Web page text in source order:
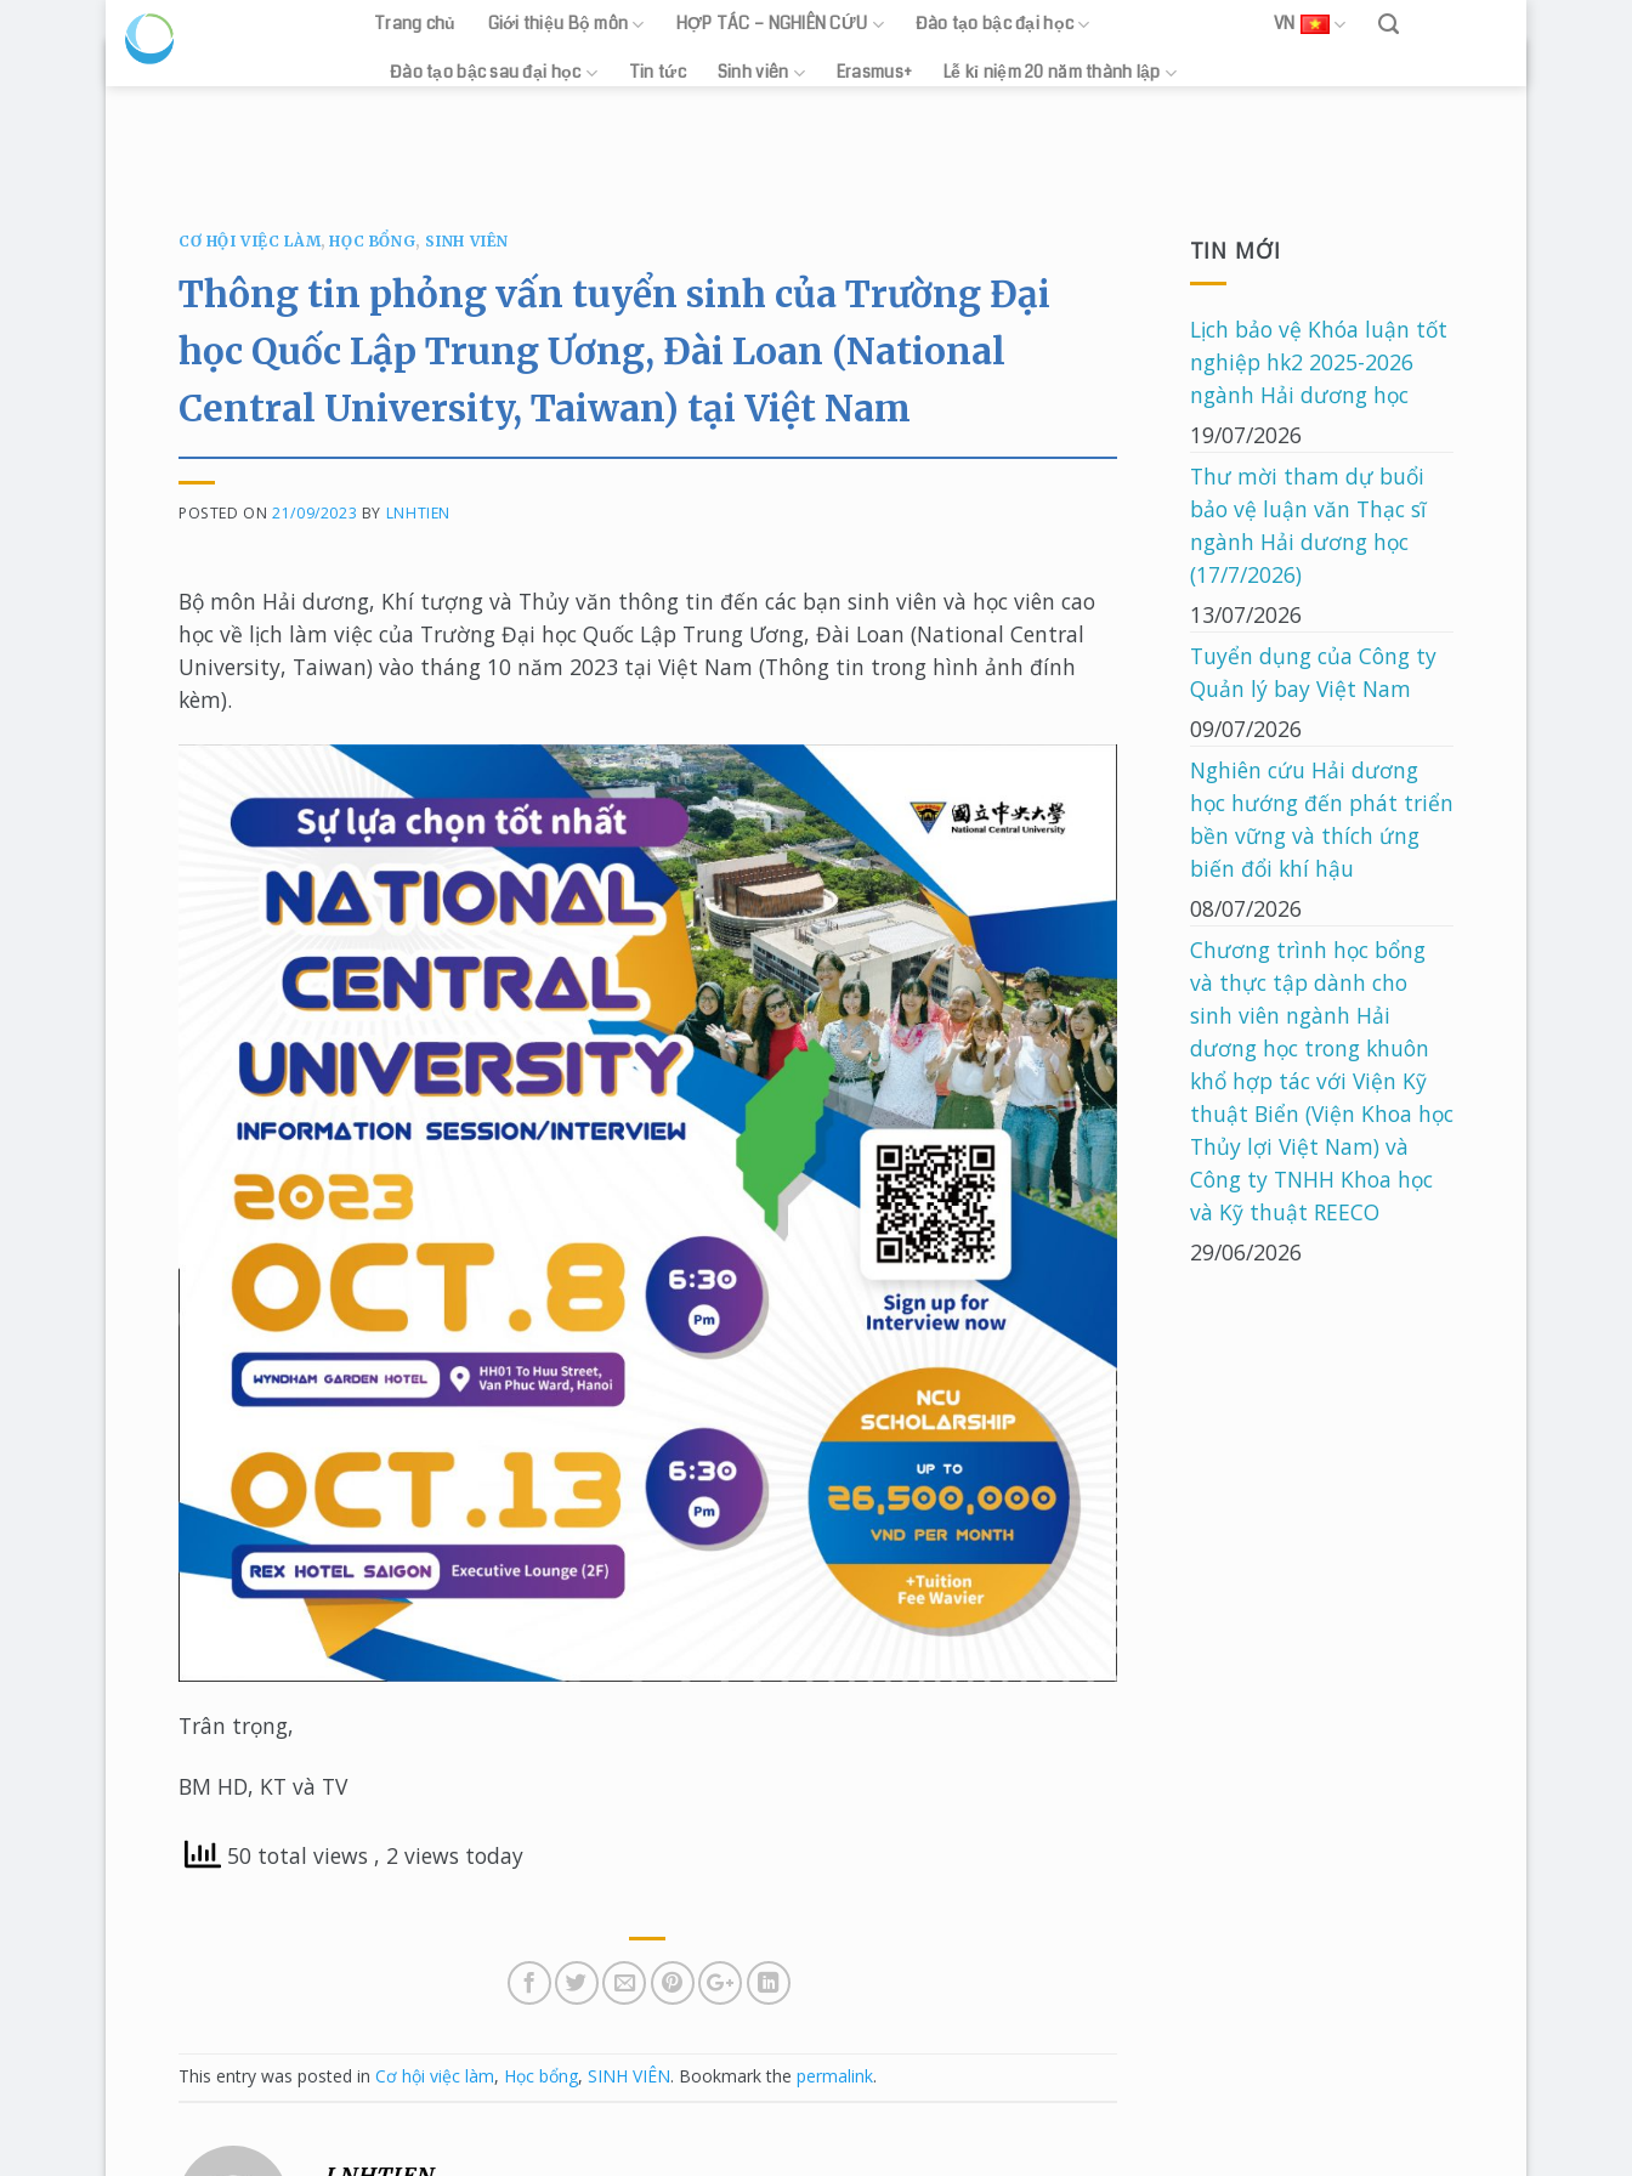
Skip
Trang chủ Giới thiệu Bộ môn HỢP TÁC – NGHIÊN CỨU Đào tạo bậc đại học
Đào tạo bậc sau đại học Tin tức Sinh viên Erasmus+ Lễ kỉ niệm 20 năm thành lập
VN
CƠ HỘI VIỆC LÀM,HỌC BỔNG, SINH VIÊN
Thông tin phỏng vấn tuyển sinh của Trường Đại
học Quốc Lập Trung Ương, Đài Loan (National
Central University, Taiwan) tại Việt Nam
POSTED ON21/09/2023 BY LNHTIEN
Bộ môn Hải dương, Khí tượng và Thủy văn thông tin đến các bạn sinh viên và học viên cao
học về lịch làm việc của Trường Đại học Quốc Lập Trung Ương, Đài Loan (National Central
University, Taiwan) vào tháng 10 năm 2023 tại Việt Nam (Thông tin trong hình ảnh đính
kèm).
Trân trọng,
BM HD, KT và TV
50 total views , 2 views today
This entry was posted in Cơ hội việc làm, Học bổng, SINH VIÊN. Bookmark the permalink.
TIN MỚI
Lịch bảo vệ Khóa luận tốt
nghiệp hk2 2025-2026
ngành Hải dương học
19/07/2026
Thư mời tham dự buổi
bảo vệ luận văn Thạc sĩ
ngành Hải dương học
(17/7/2026)
13/07/2026
Tuyển dụng của Công ty
Quản lý bay Việt Nam
09/07/2026
Nghiên cứu Hải dương
học hướng đến phát triển
bền vững và thích ứng
biến đổi khí hậu
08/07/2026
Chương trình học bổng
và thực tập dành cho
sinh viên ngành Hải
dương học trong khuôn
khổ hợp tác với Viện Kỹ
thuật Biển (Viện Khoa học
Thủy lợi Việt Nam) và
Công ty TNHH Khoa học
và Kỹ thuật REECO
29/06/2026